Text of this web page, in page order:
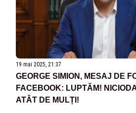
19 mai 2025, 21:37
GEORGE SIMION, MESAJ DE
FACEBOOK: LUPTĂM!
ATÂT DE MULȚI!